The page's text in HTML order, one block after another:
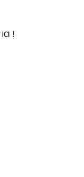
ICI !